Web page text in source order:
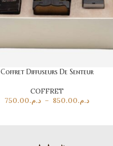
Coffret Diffuseurs De Senteur
COFFRET
د.م.750.00 – د.م.850.00